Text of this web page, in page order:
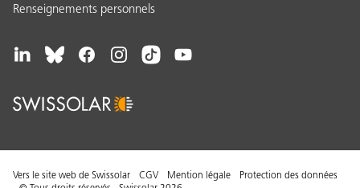
Renseignements personnels
Vers le site web de Swissolar CGV Mention légale
Protection des données